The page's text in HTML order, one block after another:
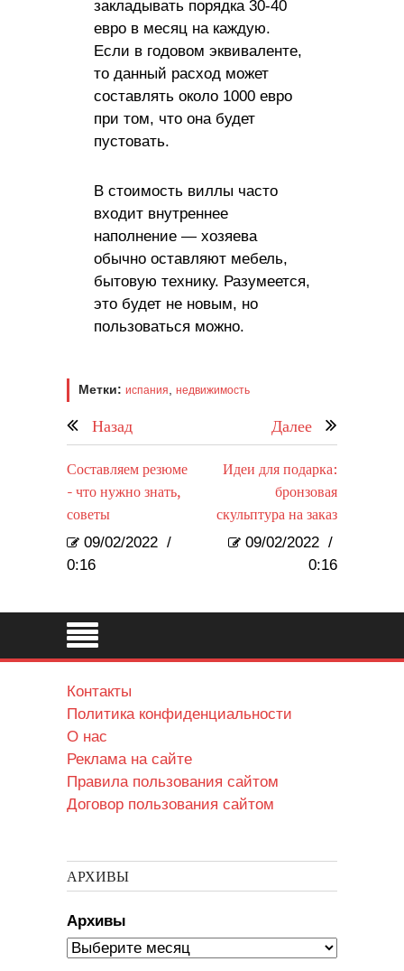
закладывать порядка 30-40
евро в месяц на каждую.
Если в годовом эквиваленте,
то данный расход может
составлять около 1000 евро
при том, что она будет
пустовать.
В стоимость виллы часто
входит внутреннее
наполнение — хозяева
обычно оставляют мебель,
бытовую технику. Разумеется,
это будет не новым, но
пользоваться можно.
Метки: испания недвижимость
Назад Далее
Составляем резюме
- что нужно знать,
советы
09/02/2022 /
0:16
Идеи для подарка:
бронзовая
скульптура на заказ
09/02/2022 /
0:16
Контакты
Политика конфиденциальности
О нас
Реклама на сайте
Правила пользования сайтом
Договор пользования сайтом
АРХИВЫ
Архивы